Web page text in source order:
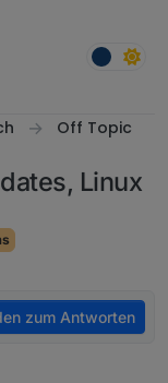
Off Topic
Linux
zum Antworten